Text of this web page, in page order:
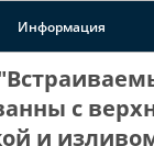
Информация
с
и